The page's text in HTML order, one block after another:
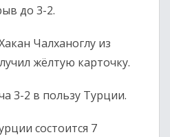
до 3-2.
Чалханоглу из
жёлтую карточку.
3-2 в пользу Турции.
состоится 7